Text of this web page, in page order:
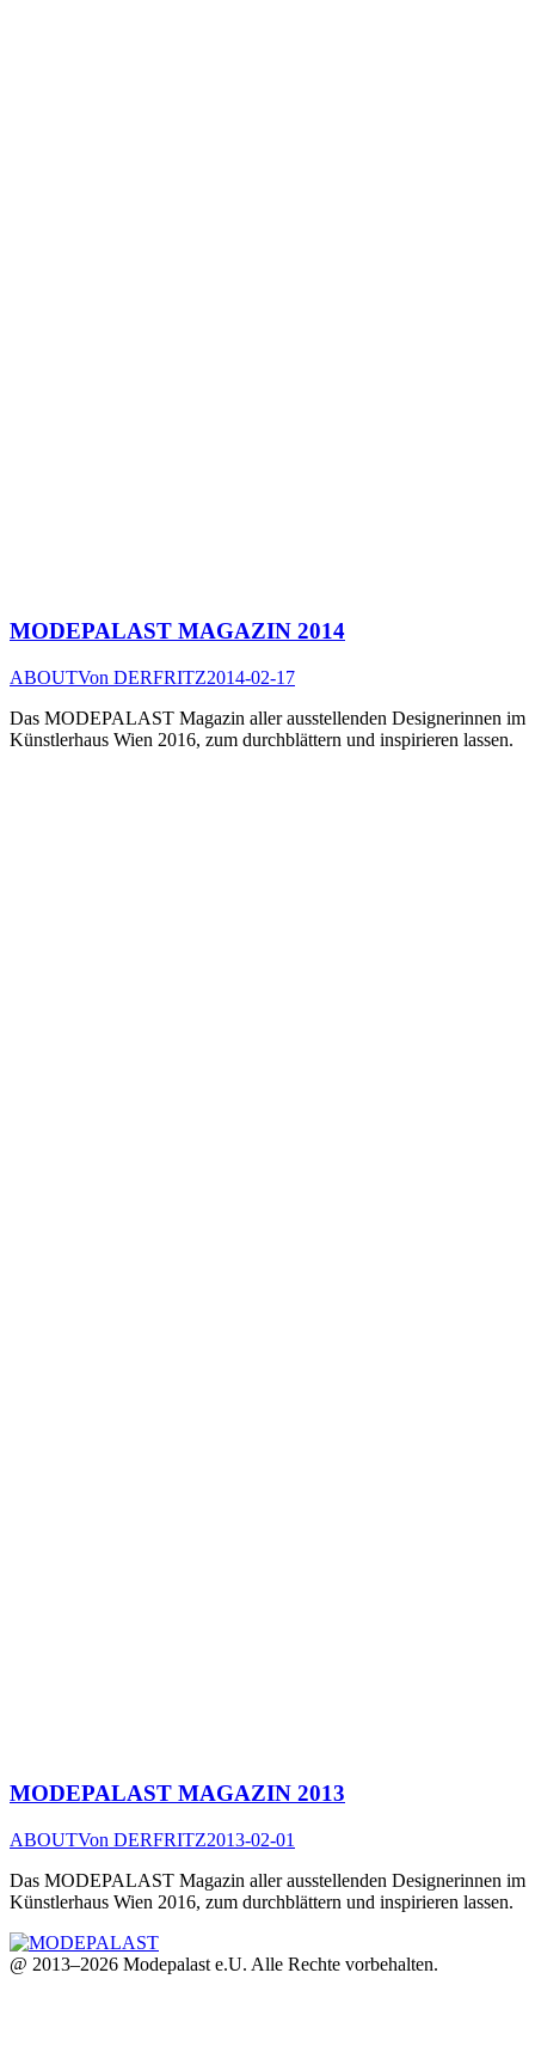
MODEPALAST MAGAZIN 2014
ABOUTVon DERFRITZ2014-02-17
Das MODEPALAST Magazin aller ausstellenden Designerinnen im
Künstlerhaus Wien 2016, zum durchblättern und inspirieren lassen.
MODEPALAST MAGAZIN 2013
ABOUTVon DERFRITZ2013-02-01
Das MODEPALAST Magazin aller ausstellenden Designerinnen im
Künstlerhaus Wien 2016, zum durchblättern und inspirieren lassen.
@ 2013–2026 Modepalast e.U. Alle Rechte vorbehalten.